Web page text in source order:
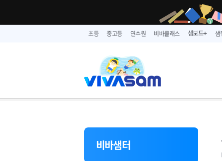
초등 중고등 연수원 비바클래스 샘보드➕
비바샘터